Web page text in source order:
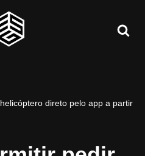
direto pelo app a partir